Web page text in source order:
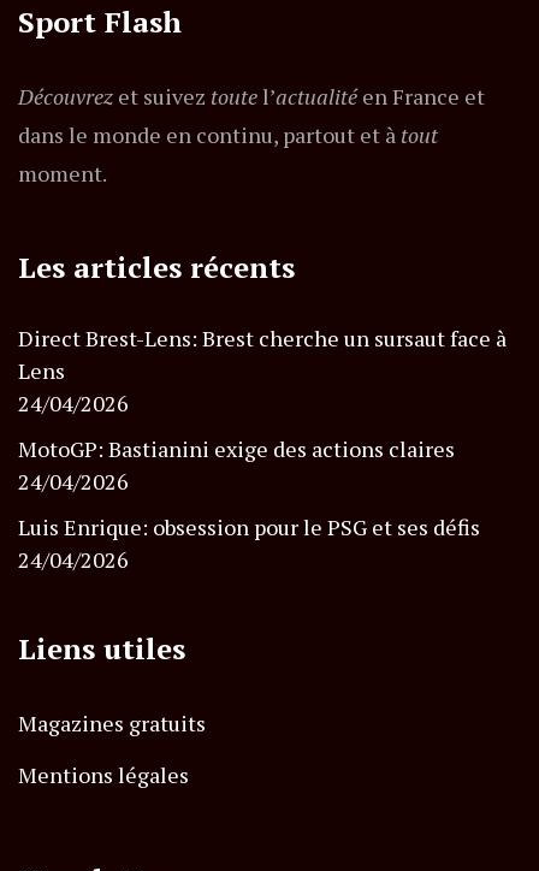
Sport Flash
Découvrez et suivez toutel’actualitéen France et
dans le monde en continu, partout et à tout
moment.
Les articles récents
Direct Brest-Lens: Brest cherche un sursaut face à
Lens
24/04/2026
MotoGP: Bastianini exige des actions claires
24/04/2026
Luis Enrique: obsession pour le PSG et ses défis
24/04/2026
Liens utiles
Magazines gratuits
Mentions légales